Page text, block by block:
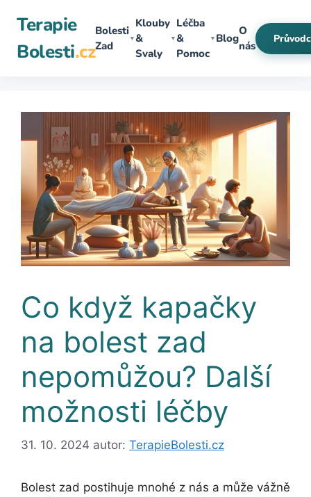
obsah
Terapie
Bolesti.cz
Bolesti
Zad
▼
Klouby
&
Svaly
▼
Léčba
&
Pomoc
▼ Blog
O
nás
Co když kapačky
na bolest zad
nepomůžou? Další
možnosti léčby
31. 10. 2024 autor: TerapieBolesti.cz
Bolest zad postihuje mnohé z nás a může vážně